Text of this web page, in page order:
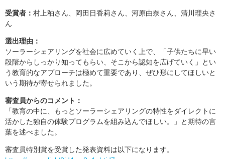
受賞者： 村上釉さん、岡田日香莉さん、河原由奈さん、清川理央さ
ん
選出理由：
ソーラーシェアリングを社会に広めていく上で、「子供たちに早い
段階からしっかり知ってもらい、そこから認知を広げていく」とい
う教育的なアプローチは極めて重要であり、ぜひ形にしてほしいと
いう期待が寄せられました。
審査員からのコメント：
「教育の中に、もっとソーラーシェアリングの特性をダイレクトに
活かした独自の体験プログラムを組み込んでほしい。」と期待の言
葉を述べました。
審査員特別賞を受賞した発表資料は以下になります。